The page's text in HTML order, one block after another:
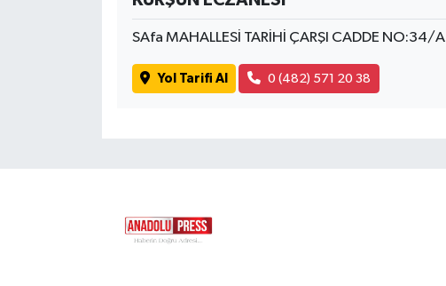
SAfa MAHALLESİ TARİHİ ÇARŞI CADDE NO:34/A
Yol Tarifi Al 0 (482) 571 20 38